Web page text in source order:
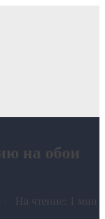
на обои
· На чтение: 1 мин